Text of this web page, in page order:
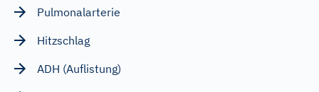
Pulmonalarterie
Hitzschlag
ADH (Auflistung)